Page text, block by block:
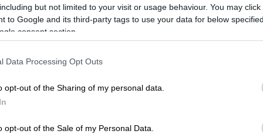
but not limited to your visit or usage behaviour. You may
to Google and its third-party tags to use your data for below
consent section.
Data Processing Opt Outs
opt-out of the Sharing of my personal data.
opt-out of the Sale of my Personal Data.
παραβιάσεις αποτελούν
της ασφάλειας, με τη Ρωσίακαι τη
στρατιωτική άσκηση αργότερα αυτή
βρισκόμαστε σε
από όλες τις προηγούμενες»,
μετά τον δεύτερο παγκόσμιο πόλεμο».